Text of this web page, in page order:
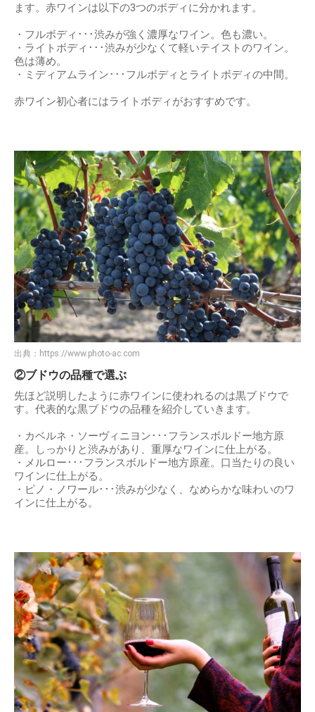
ます。赤ワインは以下の3つのボディに分かれます。
・フルボディ･･･渋みが強く濃厚なワイン。色も濃い。
・ライトボディ･･･渋みが少なくて軽いテイストのワイン。
色は薄め。
・ミディアムライン･･･フルボディとライトボディの中間。
赤ワイン初心者にはライトボディがおすすめです。
出典： https://www.photo-ac.com
②ブドウの品種で選ぶ
先ほど説明したように赤ワインに使われるのは黒ブドウで
す。代表的な黒ブドウの品種を紹介していきます。
・カベルネ・ソーヴィニヨン･･･フランスボルドー地方原
産。しっかりと渋みがあり、重厚なワインに仕上がる。
・メルロー･･･フランスボルドー地方原産。口当たりの良い
ワインに仕上がる。
・ピノ・ノワール･･･渋みが少なく、なめらかな味わいのワ
インに仕上がる。